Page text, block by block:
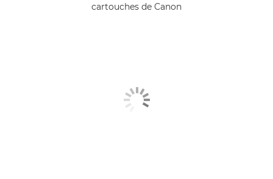
cartouches de Canon